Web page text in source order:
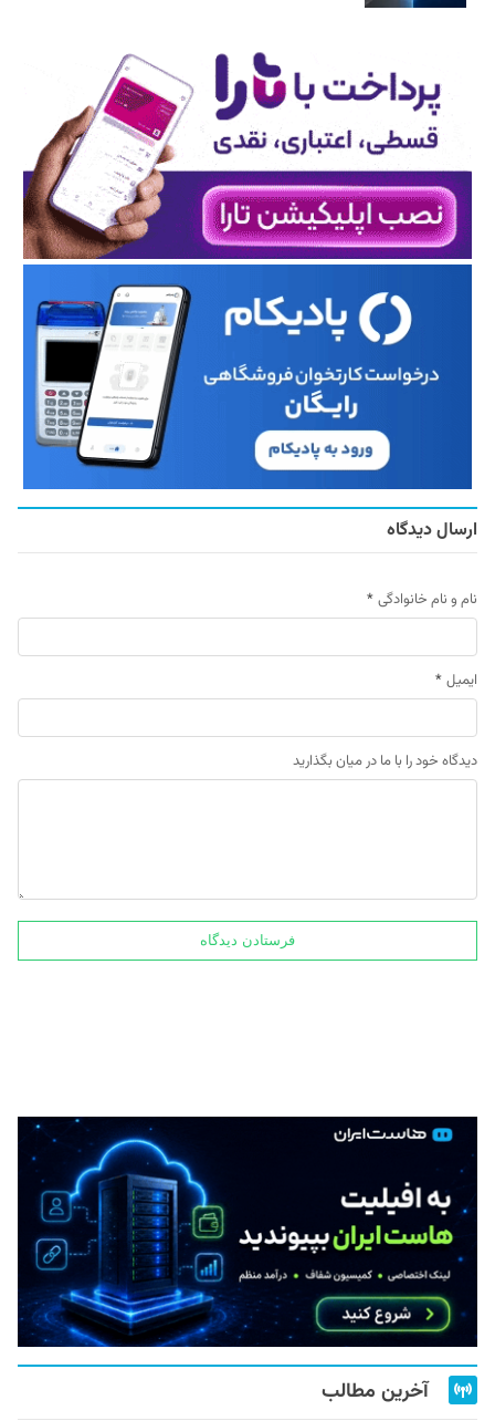
ارسال دیدگاه
نام و نام خانوادگی *
ایمیل *
دیدگاه خود را با ما در میان بگذارید
آخرین مطالب